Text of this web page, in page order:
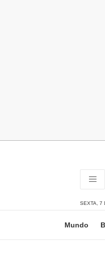
SEXTA, 7
Mundo